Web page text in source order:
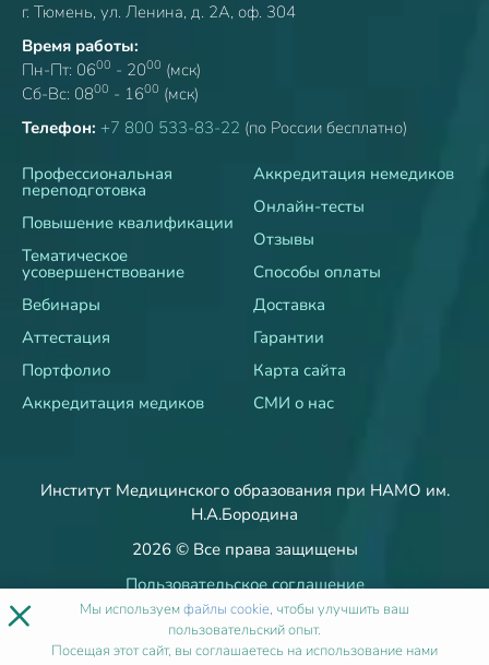
г. Тюмень, ул. Ленина, д. 2А, оф. 304
Время работы:
Пн-Пт: 0600 - 2000 (мск)
Сб-Вс: 0800 - 1600 (мск)
Телефон: +7 800 533-83-22 (по России бесплатно)
Профессиональная
переподготовка
Повышение квалификации
Тематическое
усовершенствование
Вебинары
Аттестация
Портфолио
Аккредитация медиков
Аккредитация немедиков
Онлайн-тесты
Отзывы
Способы оплаты
Доставка
Гарантии
Карта сайта
СМИ о нас
Институт Медицинского образования при НАМО им.
Н.А.Бородина
2026 © Все права защищены
Пользовательское соглашение
Политика об обработке и защите персональных данных
Пользовательское согласие
× Мы используемфайлы cookie, чтобы улучшить ваш
пользовательский опыт.
Посещая этот сайт, вы соглашаетесь на использование нами